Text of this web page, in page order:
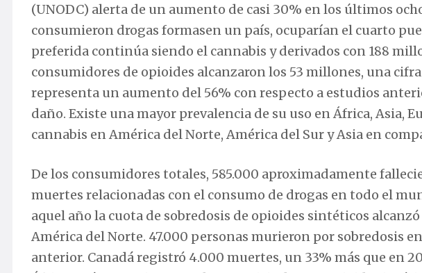
(UNODC) alerta de un aumento de casi 30% en los últimos
consumieron drogas formasen un país, ocuparían el cuarto
preferida continúa siendo el cannabis y derivados con 188
consumidores de opioides alcanzaron los 53 millones, una
representa un aumento del 56% con respecto a estudios
daño. Existe una mayor prevalencia de su uso en África, Asia,
cannabis en América del Norte, América del Sur y Asia en
De los consumidores totales, 585.000 aproximadamente
muertes relacionadas con el consumo de drogas en todo el
aquel año la cuota de sobredosis de opioides sintéticos
América del Norte. 47.000 personas murieron por sobredosis
anterior. Canadá registró 4.000 muertes, un 33% más que en